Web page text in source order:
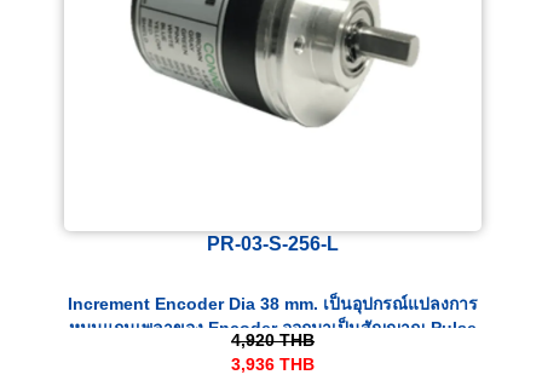
PR-03-S-256-L
Increment Encoder Dia 38 mm. เป็นอุปกรณ์แปลงการ
หมุนแกนเพลาของ Encoder ออกมาเป็นสัญญาณ Pulse
ทางไฟฟ้า
4,920 THB
3,936 THB